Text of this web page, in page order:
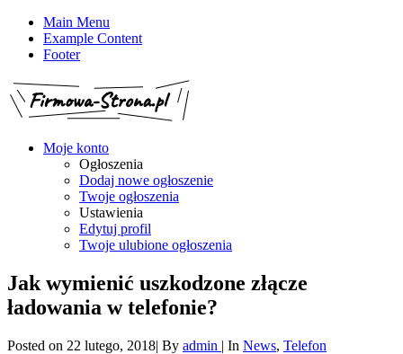
Main Menu
Example Content
Footer
Moje konto
Ogłoszenia
Dodaj nowe ogłoszenie
Twoje ogłoszenia
Ustawienia
Edytuj profil
Twoje ulubione ogłoszenia
Jak wymienić uszkodzone złącze
ładowania w telefonie?
Posted on 22 lutego, 2018| By admin | In News, Telefon